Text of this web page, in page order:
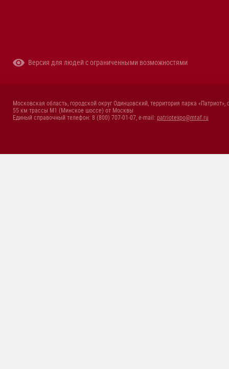
Версия для людей с ограниченными возможностями
Московская область, городской округ Одинцовский, территория парка «Патриот»,
55 км трассы М1 (Минское шоссе) от Москвы
Единый справочный телефон: 8 (800) 707-01-07, e-mail: patriotexpo@mtaf.ru